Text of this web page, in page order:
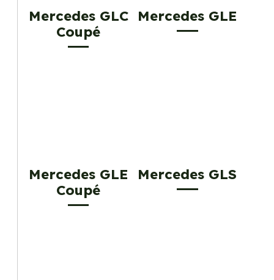
Mercedes GLC
Coupé
Mercedes GLE
Mercedes GLE
Coupé
Mercedes GLS